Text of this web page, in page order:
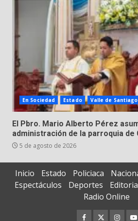
En Sociedad Estado Valle de Santiago
El Pbro. Mario Alberto Pérez
administración de la parroquia de
5 de agosto de 2026
Inicio Estado Policiaca
Espectáculos
Deportes
Radio Online
Facebook
Twitter